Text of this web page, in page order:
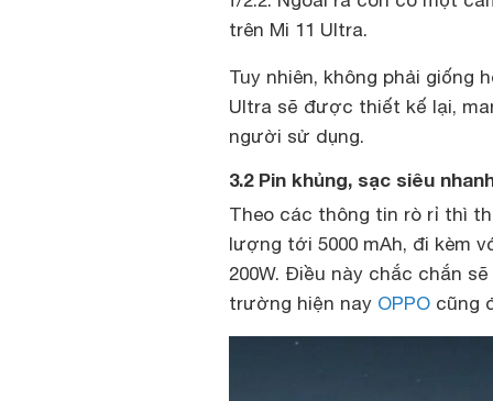
trên Mi 11 Ultra.
Tuy nhiên, không phải giống
Ultra sẽ được thiết kế lại,
người sử dụng.
3.2 Pin khủng, sạc siêu
Theo các thông tin rò rỉ thì
lượng tới 5000 mAh, đi kèm
200W. Điều này chắc chắn
trường hiện nay OPPO cũng